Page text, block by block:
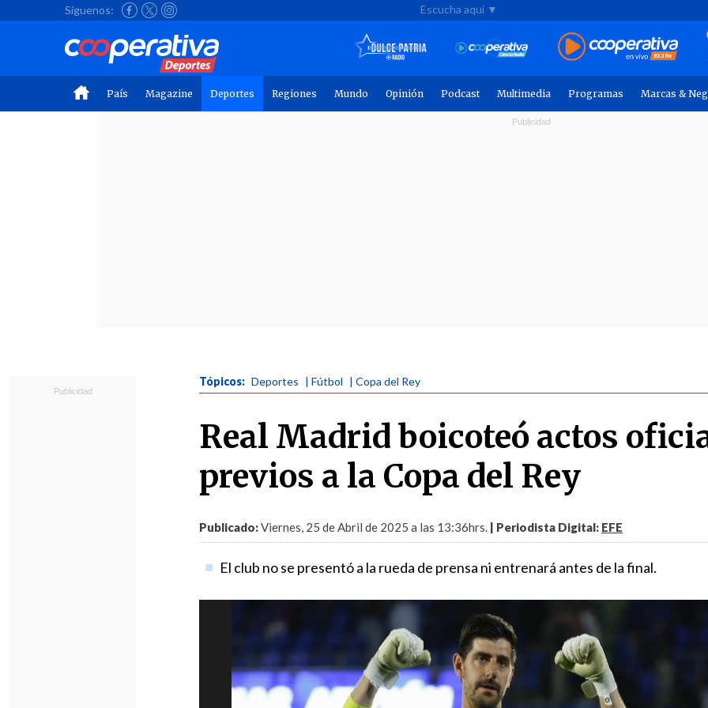
Síguenos: Escucha aquí ▼
País Magazine Deportes Regiones Mundo Opinión Podcast Multimedia Programas Marcas &
Tópicos: Deportes | Fútbol | Copa del Rey
Real Madrid boicoteó actos
previos a la Copa del Rey
Publicado:Viernes, 25 de Abril de 2025 a las 13:36hrs. | Periodista Digital: EFE
El club no se presentó a la rueda de prensa ni entrenará antes de la final.